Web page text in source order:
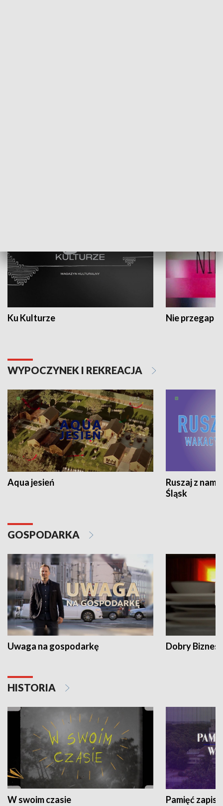
Ku Kulturze Nie przegap
WYPOCZYNEK I REKREACJA
Aqua jesień
Ruszaj z
Śląsk
GOSPODARKA
Uwaga na gospodarkę Dobry Biznes
HISTORIA
W swoim czasie Pamięć